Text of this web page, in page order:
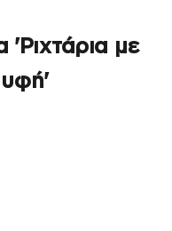
'Ριχτάρια με
υφή'